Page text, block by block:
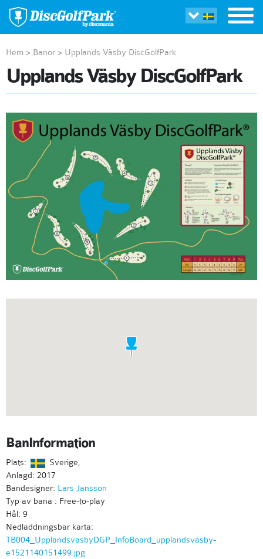
Hem > Banor > Upplands Väsby DiscGolfPark
Upplands Väsby DiscGolfPark
BanInformation
Plats:
Sverige,
Anlagd: 2017
Bandesigner: Lars Jansson
Typ av bana : Free-to-play
Hål: 9
Nedladdningsbar karta:
TB004_UpplandsvasbyDGP_InfoBoard_upplandsväsby-
e1521140151499.jpg